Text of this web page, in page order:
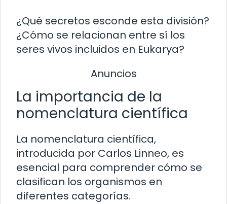
¿Qué secretos esconde esta división?
¿Cómo se relacionan entre sí los
seres vivos incluidos en Eukarya?
Anuncios
La importancia de la
nomenclatura científica
La nomenclatura científica,
introducida por Carlos Linneo, es
esencial para comprender cómo se
clasifican los organismos en
diferentes categorías.